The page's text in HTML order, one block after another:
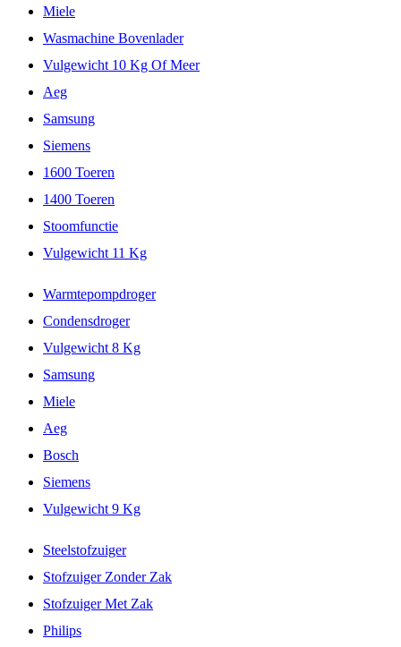
Miele
Wasmachine Bovenlader
Vulgewicht 10 Kg Of Meer
Aeg
Samsung
Siemens
1600 Toeren
1400 Toeren
Stoomfunctie
Vulgewicht 11 Kg
Warmtepompdroger
Condensdroger
Vulgewicht 8 Kg
Samsung
Miele
Aeg
Bosch
Siemens
Vulgewicht 9 Kg
Steelstofzuiger
Stofzuiger Zonder Zak
Stofzuiger Met Zak
Philips